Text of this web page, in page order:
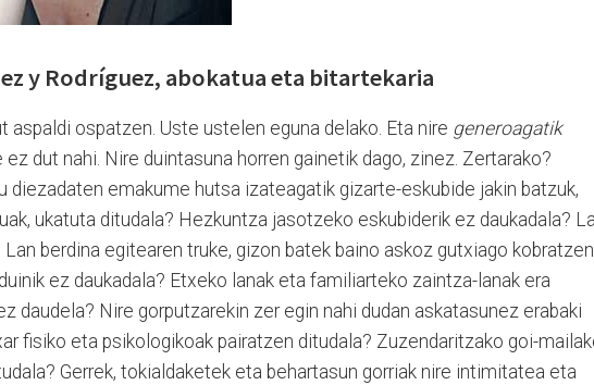
y Rodríguez, abokatua eta bitartekaria
aspaldi ospatzen. Uste ustelen eguna delako. Eta nire generoagatik
dut nahi. Nire duintasuna horren gainetik dago, zinez. Zertarako?
diezadaten emakume hutsa izateagatik gizarte-eskubide jakin batzuk,
ukatuta ditudala? Hezkuntza jasotzeko eskubiderik ez daukadala?
Lan berdina egitearen truke, gizon batek baino askoz gutxiago kobratzen
ez daukadala? Etxeko lanak eta familiarteko zaintza-lanak era
daudela? Nire gorputzarekin zer egin nahi dudan askatasunez erabaki
fisiko eta psikologikoak pairatzen ditudala? Zuzendaritzako goi-
Gerrek, tokialdaketek eta behartasun gorriak nire intimitatea eta